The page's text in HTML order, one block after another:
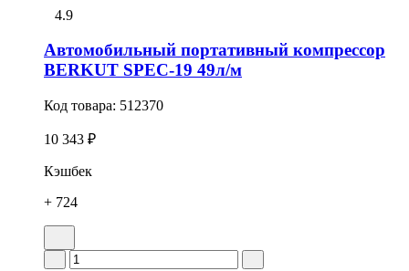
4.9
Автомобильный портативный компрессор
BERKUT SPEC-19 49л/м
Код товара: 512370
10 343 ₽
Кэшбек
+ 724